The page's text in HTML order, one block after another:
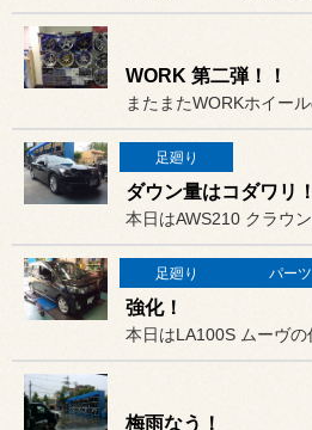
WORK 第二弾！！
足廻り
ダウン量はコダワリ！
足廻り パーツ
強化！
梅雨なう！